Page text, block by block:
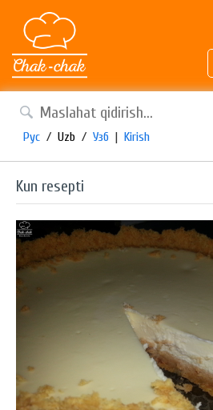
Рус / Uzb / Узб | Kirish
Kun resepti